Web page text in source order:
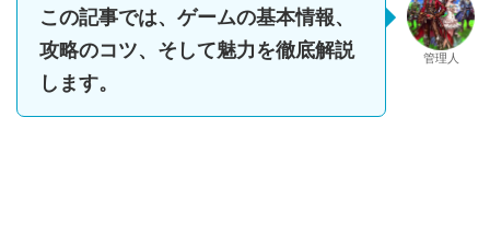
この記事では、ゲームの基本情報、
攻略のコツ、そして魅力を徹底解説
します。
管理人